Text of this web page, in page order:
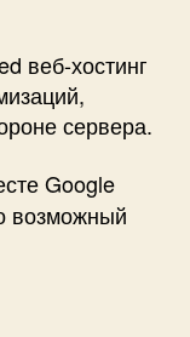
веб-хостинг
сервера.
Google
возможный